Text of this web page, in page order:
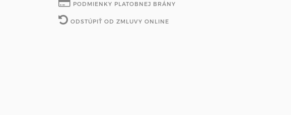
PODMIENKY PLATOBNEJ BRÁNY
ODSTÚPIŤ OD ZMLUVY ONLINE